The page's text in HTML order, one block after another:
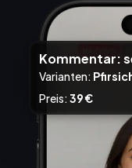
Kommentar:
Varianten:
Preis: 39 €